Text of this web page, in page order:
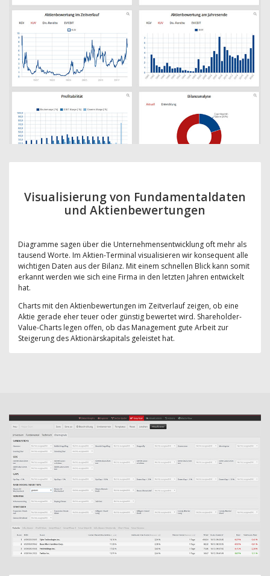
Visualisierung von Fundamentaldaten
und Aktienbewertungen
Diagramme sagen über die Unternehmensentwicklung oft mehr als
tausend Worte. Im Aktien-Terminal visualisieren wir konsequent alle
wichtigen Daten aus der Bilanz. Mit einem schnellen Blick kann somit
erkannt werden wie sich eine Firma in den letzten Jahren entwickelt
hat.
Charts mit den Aktienbewertungen im Zeitverlauf zeigen, ob eine
Aktie gerade eher teuer oder günstig bewertet wird. Shareholder-
Value-Charts legen offen, ob das Management gute Arbeit zur
Steigerung des Aktionärskapitals geleistet hat.